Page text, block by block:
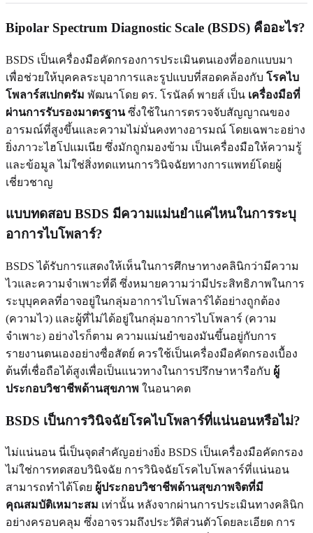
Bipolar Spectrum Diagnostic Scale (BSDS) คืออะไร?
BSDS เป็นเครื่องมือคัดกรองการประเมินตนเองที่ออกแบบมา
เพื่อช่วยให้บุคคลระบุอาการและรูปแบบที่สอดคล้องกับ โรคไบ
โพลาร์สเปกตรัม พัฒนาโดย ดร. โรนัลด์ พายส์ เป็น เครื่องมือที่
ผ่านการรับรองมาตรฐานซึ่งใช้ในการตรวจจับสัญญาณของ
อารมณ์ที่สูงขึ้นและความไม่มั่นคงทางอารมณ์ โดยเฉพาะอย่าง
ยิ่งภาวะไฮโปแมเนีย ซึ่งมักถูกมองข้าม เป็นเครื่องมือให้ความรู้
และข้อมูล ไม่ใช่สิ่งทดแทนการวินิจฉัยทางการแพทย์โดยผู้
เชี่ยวชาญ
แบบทดสอบ BSDS มีความแม่นยำแค่ไหนในการระบุ
อาการไบโพลาร์?
BSDS ได้รับการแสดงให้เห็นในการศึกษาทางคลินิกว่ามีความ
ไวและความจำเพาะที่ดี ซึ่งหมายความว่ามีประสิทธิภาพในการ
ระบุบุคคลที่อาจอยู่ในกลุ่มอาการไบโพลาร์ได้อย่างถูกต้อง
(ความไว) และผู้ที่ไม่ได้อยู่ในกลุ่มอาการไบโพลาร์ (ความ
จำเพาะ) อย่างไรก็ตาม ความแม่นยำของมันขึ้นอยู่กับการ
รายงานตนเองอย่างซื่อสัตย์ ควรใช้เป็นเครื่องมือคัดกรองเบื้อง
ต้นที่เชื่อถือได้สูงเพื่อเป็นแนวทางในการปรึกษาหารือกับ ผู้
ประกอบวิชาชีพด้านสุขภาพ ในอนาคต
BSDS เป็นการวินิจฉัยโรคไบโพลาร์ที่แน่นอนหรือไม่?
ไม่แน่นอน นี่เป็นจุดสำคัญอย่างยิ่ง BSDS เป็นเครื่องมือคัดกรอง
ไม่ใช่การทดสอบวินิจฉัย การวินิจฉัยโรคไบโพลาร์ที่แน่นอน
สามารถทำได้โดย ผู้ประกอบวิชาชีพด้านสุขภาพจิตที่มี
คุณสมบัติเหมาะสม เท่านั้น หลังจากผ่านการประเมินทางคลินิก
อย่างครอบคลุม ซึ่งอาจรวมถึงประวัติส่วนตัวโดยละเอียด การ